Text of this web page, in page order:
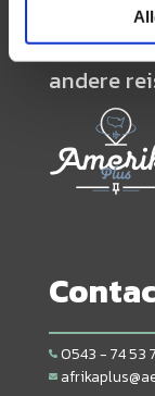
Neem
andere
0543 - 74 53